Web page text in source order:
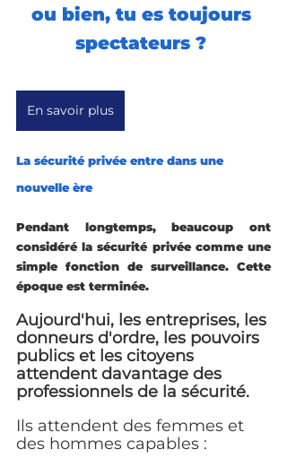
ou bien, tu es toujours
spectateurs ?
En savoir plus
La sécurité privée entre dans une
nouvelle ère
Pendant longtemps, beaucoup ont
considéré la sécurité privée comme une
simple fonction de surveillance. Cette
époque est terminée.
Aujourd'hui, les entreprises, les
donneurs d'ordre, les pouvoirs
publics et les citoyens
attendent davantage des
professionnels de la sécurité.
Ils attendent des femmes et
des hommes capables :